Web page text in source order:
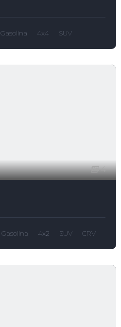
Gasolina 4x4
SUV
4
Gasolina 4x2 SUV
CRV